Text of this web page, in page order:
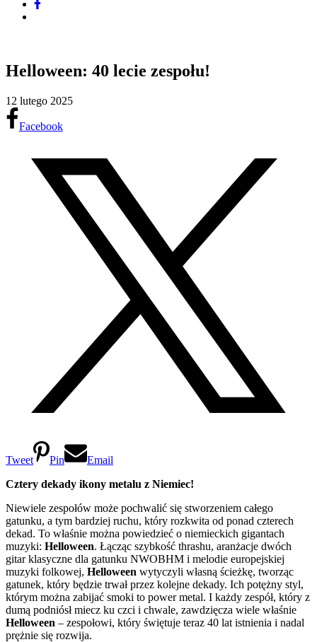
Helloween: 40 lecie zespołu!
12 lutego 2025
Facebook
Tweet Pin
Email
Cztery dekady ikony metalu z Niemiec!
Niewiele zespołów może pochwalić się stworzeniem całego
gatunku, a tym bardziej ruchu, który rozkwita od ponad czterech
dekad. To właśnie można powiedzieć o niemieckich gigantach
muzyki: Helloween. Łącząc szybkość thrashu, aranżacje dwóch
gitar klasyczne dla gatunku NWOBHM i melodie europejskiej
muzyki folkowej, Helloween wytyczyli własną ścieżkę, tworząc
gatunek, który będzie trwał przez kolejne dekady. Ich potężny styl,
którym można zabijać smoki to power metal. I każdy zespół, który z
dumą podniósł miecz ku czci i chwale, zawdzięcza wiele właśnie
Helloween – zespołowi, który świętuje teraz 40 lat istnienia i nadal
prężnie się rozwija.